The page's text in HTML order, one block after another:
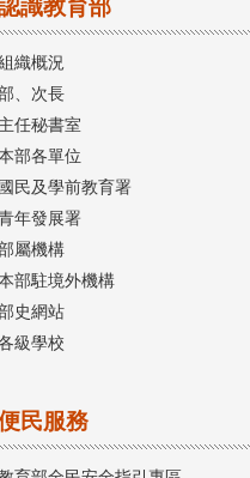
識教育部
織概況
、次長
主任秘書室
部各單位
國民及學前教育署
年發展署
屬機構
部駐境外機構
史網站
級學校
民服務